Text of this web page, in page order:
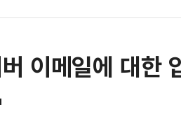
이메일에 대한